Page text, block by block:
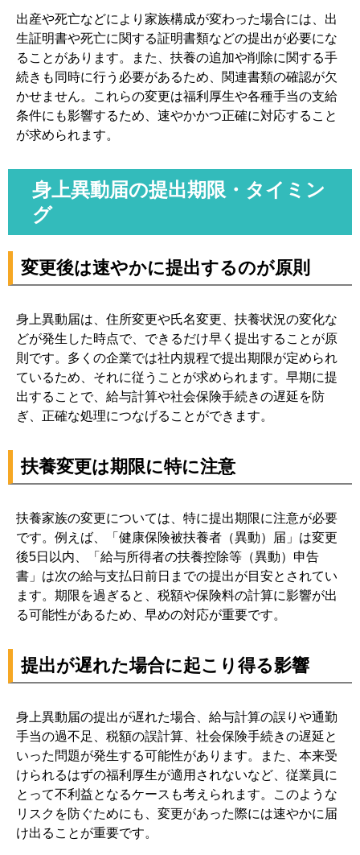
出産や死亡などにより家族構成が変わった場合には、出
生証明書や死亡に関する証明書類などの提出が必要にな
ることがあります。また、扶養の追加や削除に関する手
続きも同時に行う必要があるため、関連書類の確認が欠
かせません。これらの変更は福利厚生や各種手当の支給
条件にも影響するため、速やかかつ正確に対応すること
が求められます。
身上異動届の提出期限・タイミン
グ
変更後は速やかに提出するのが原則
身上異動届は、住所変更や氏名変更、扶養状況の変化な
どが発生した時点で、できるだけ早く提出することが原
則です。多くの企業では社内規程で提出期限が定められ
ているため、それに従うことが求められます。早期に提
出することで、給与計算や社会保険手続きの遅延を防
ぎ、正確な処理につなげることができます。
扶養変更は期限に特に注意
扶養家族の変更については、特に提出期限に注意が必要
です。例えば、「健康保険被扶養者（異動）届」は変更
後5日以内、「給与所得者の扶養控除等（異動）申告
書」は次の給与支払日前日までの提出が目安とされてい
ます。期限を過ぎると、税額や保険料の計算に影響が出
る可能性があるため、早めの対応が重要です。
提出が遅れた場合に起こり得る影響
身上異動届の提出が遅れた場合、給与計算の誤りや通勤
手当の過不足、税額の誤計算、社会保険手続きの遅延と
いった問題が発生する可能性があります。また、本来受
けられるはずの福利厚生が適用されないなど、従業員に
とって不利益となるケースも考えられます。このような
リスクを防ぐためにも、変更があった際には速やかに届
け出ることが重要です。